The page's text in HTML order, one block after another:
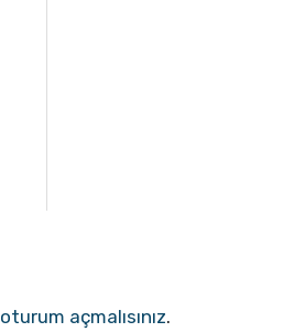
oturum açmalısınız.